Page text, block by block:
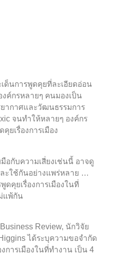
เด็นการพูดคุยที่ละเอียดอ่อน
ค์กรหลายๆ คนมองเป็น
ยากาศและวัฒนธรรมการ
จนทำให้หลายๆ องค์กร
ยเรื่องการเมือง
อกับความเสี่ยงเช่นนี้ อาจดู
ะใช้กันอย่างแพร่หลาย …
คุยเรื่องการเมืองในที่
แพ้กัน
Review, นักวิจัย
ได้ระบุความขอจำกัด
การเมืองในที่ทำงาน เป็น 4